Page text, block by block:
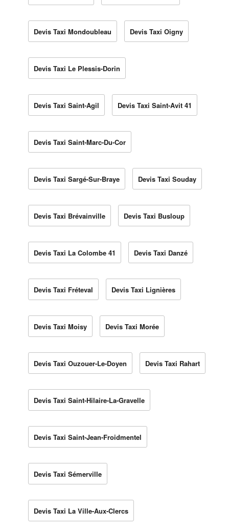
Devis Taxi Mondoubleau Devis Taxi Oigny
Devis Taxi Le Plessis-Dorin
Devis Taxi Saint-Agil Devis Taxi Saint-Avit 41
Devis Taxi Saint-Marc-Du-Cor
Devis Taxi Sargé-Sur-Braye Devis Taxi Souday
Devis Taxi Brévainville Devis Taxi Busloup
Devis Taxi La Colombe 41 Devis Taxi Danzé
Devis Taxi Fréteval Devis Taxi Lignières
Devis Taxi Moisy Devis Taxi Morée
Devis Taxi Ouzouer-Le-Doyen Devis Taxi Rahart
Devis Taxi Saint-Hilaire-La-Gravelle
Devis Taxi Saint-Jean-Froidmentel
Devis Taxi Sémerville
Devis Taxi La Ville-Aux-Clercs